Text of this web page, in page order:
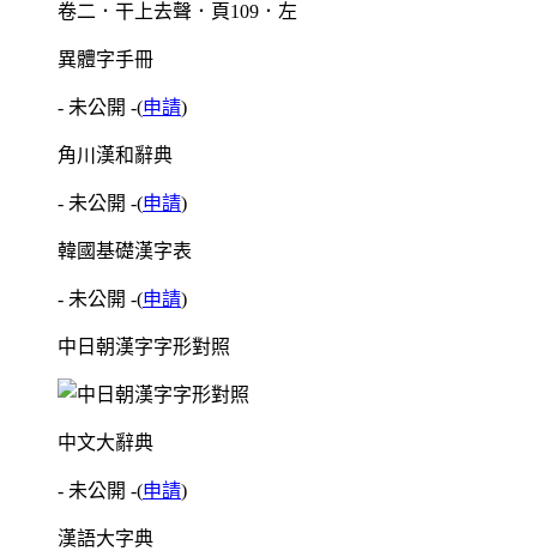
卷二．干上去聲．頁109．左
異體字手冊
- 未公開 -(申請)
角川漢和辭典
- 未公開 -(申請)
韓國基礎漢字表
- 未公開 -(申請)
中日朝漢字字形對照
中文大辭典
- 未公開 -(申請)
漢語大字典